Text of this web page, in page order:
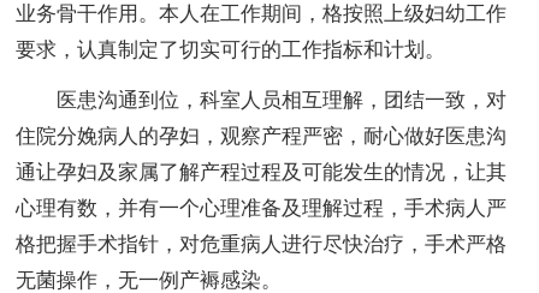
业务骨干作用。本人在工作期间，格按照上级妇幼工作
要求，认真制定了切实可行的工作指标和计划。
医患沟通到位，科室人员相互理解，团结一致，对
住院分娩病人的孕妇，观察产程严密，耐心做好医患沟
通让孕妇及家属了解产程过程及可能发生的情况，让其
心理有数，并有一个心理准备及理解过程，手术病人严
格把握手术指针，对危重病人进行尽快治疗，手术严格
无菌操作，无一例产褥感染。